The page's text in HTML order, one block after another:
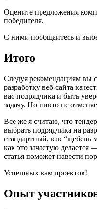
Оцените предложения
победителя.
С ними пообщайтесь и
Итого
Следуя рекомендациям вы
разработку веб-сайта
вас подрядчика и быть
задачу. Но никто не
Все же я считаю, что
выбрать подрядчика на
стандартный, как “щебень
как это зачастую делается
статья поможет навести
Успешных вам проектов!
Опыт